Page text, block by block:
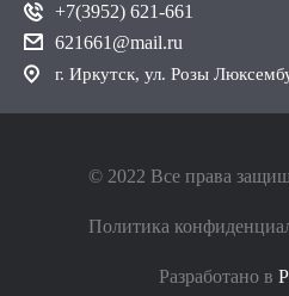
+7(3952) 621-661
621661@mail.ru
г. Иркутск, ул. Розы
© 2022 Все права
Политика
Разработано в